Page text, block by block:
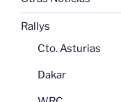
Rallys
Cto. Asturias
Dakar